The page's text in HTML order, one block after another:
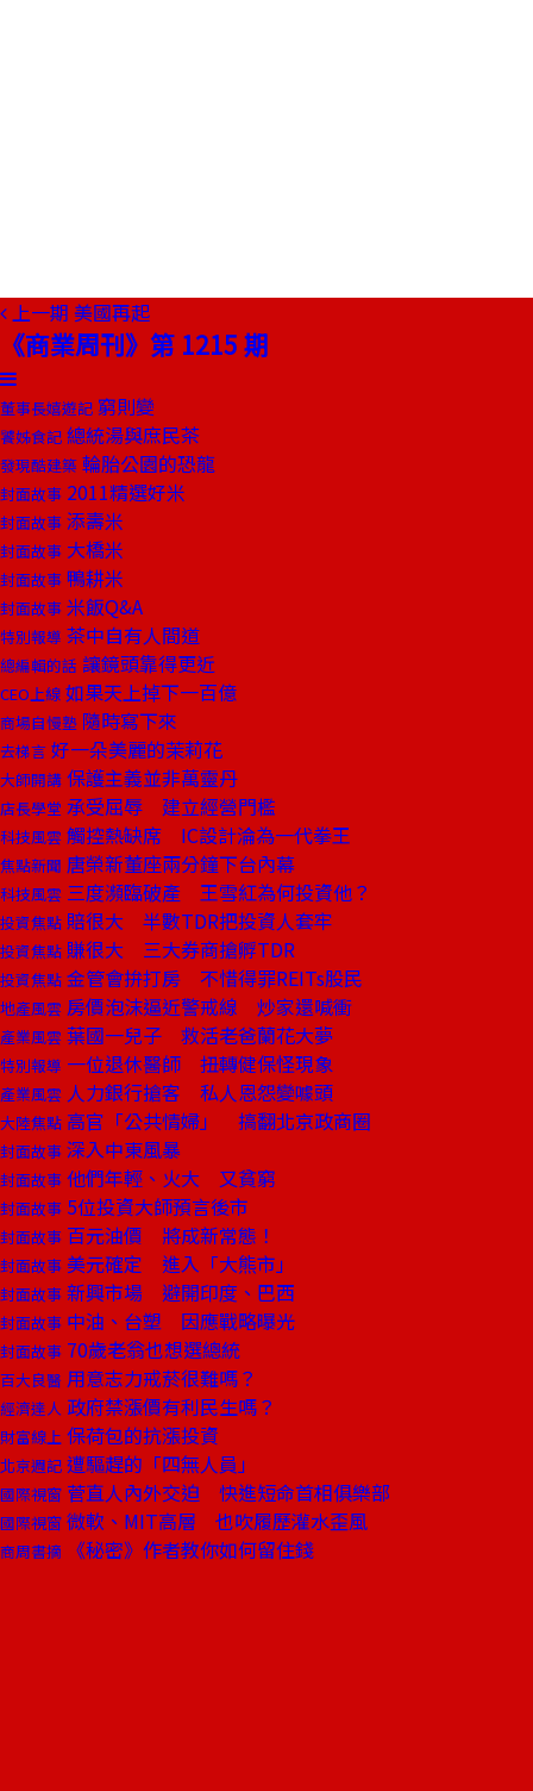
上一期 美國再起
《商業周刊》第 1215 期
董事長嬉遊記 窮則變
饕姊食記 總統湯與庶民茶
發現酷建築 輪胎公園的恐龍
封面故事 2011精選好米
封面故事 添壽米
封面故事 大橋米
封面故事 鴨耕米
封面故事 米飯Q&A
特別報導 茶中自有人間道
總編輯的話 讓鏡頭靠得更近
CEO上線 如果天上掉下一百億
商場自慢塾 隨時寫下來
去梯言 好一朵美麗的茉莉花
大師開講 保護主義並非萬靈丹
店長學堂 承受屈辱 建立經營門檻
科技風雲 觸控熱缺席 IC設計淪為一代拳王
焦點新聞 唐榮新董座兩分鐘下台內幕
科技風雲 三度瀕臨破產 王雪紅為何投資他？
投資焦點 賠很大 半數TDR把投資人套牢
投資焦點 賺很大 三大券商搶孵TDR
投資焦點 金管會拚打房 不惜得罪REITs股民
地產風雲 房價泡沫逼近警戒線 炒家還喊衝
產業風雲 葉國一兒子 救活老爸蘭花大夢
特別報導 一位退休醫師 扭轉健保怪現象
產業風雲 人力銀行搶客 私人恩怨變噱頭
大陸焦點 高官「公共情婦」 搞翻北京政商圈
封面故事 深入中東風暴
封面故事 他們年輕、火大 又貧窮
封面故事 5位投資大師預言後市
封面故事 百元油價 將成新常態！
封面故事 美元確定 進入「大熊市」
封面故事 新興市場 避開印度、巴西
封面故事 中油、台塑 因應戰略曝光
封面故事 70歲老翁也想選總統
百大良醫 用意志力戒菸很難嗎？
經濟達人 政府禁漲價有利民生嗎？
財富線上 保荷包的抗漲投資
北京週記 遭驅趕的「四無人員」
國際視窗 菅直人內外交迫 快進短命首相俱樂部
國際視窗 微軟、MIT高層 也吹履歷灌水歪風
商周書摘 《秘密》作者教你如何留住錢